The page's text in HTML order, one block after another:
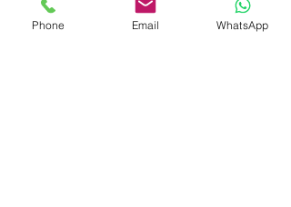
Phone Email WhatsApp